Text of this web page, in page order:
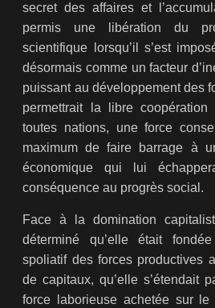
secret des affaires et
permis une libération du
scientifique lorsqu’il s’est
désormais comme un facteur
puissant au développement des
permettrait la libre
toutes nations, une force
maximum de faire barrage à
économique qui lui
conséquence au progrès social.
Face à la domination
déterminé qu’elle était
spoliatif des forces productives
de capitaux, qu’elle s’étendait
force laborieuse achetée sur